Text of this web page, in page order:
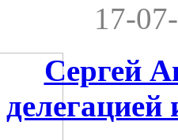
17-
Сергей